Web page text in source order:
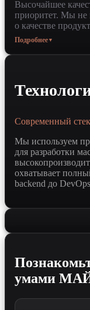
Высочайшее
приоритет. Мы не
о качестве
Подробнее ▼
Современный
Мы используем
для разработки
охватывает
backend до
умами